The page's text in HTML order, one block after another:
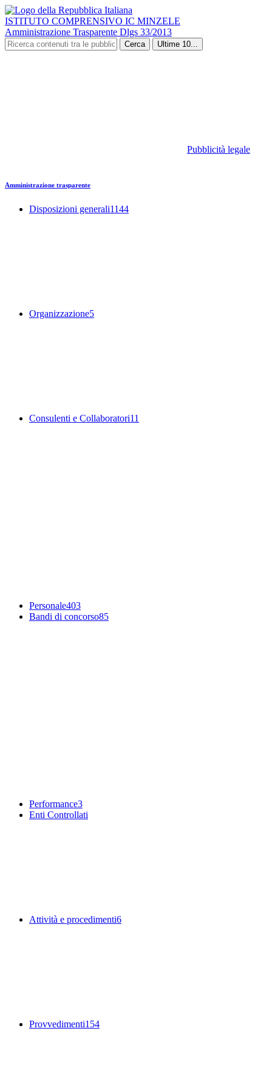
ISTITUTO COMPRENSIVO IC MINZELE
Amministrazione Trasparente Dlgs 33/2013
Cerca Ultime 10...
Pubblicità legale
Amministrazione trasparente
Disposizioni generali1144
Organizzazione5
Consulenti e Collaboratori11
Personale403
Bandi di concorso85
Performance3
Enti Controllati
Attività e procedimenti6
Provvedimenti154